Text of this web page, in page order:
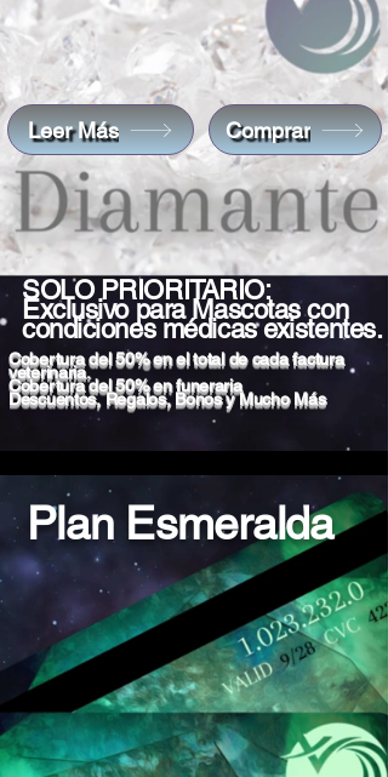
Leer Más Comprar
SOLO PRIORITARIO:
Exclusivo para Mascotas con
condiciones médicas existentes.
Cobertura del 50% en el total de cada factura
veterinaria.
Cobertura del 50% en funeraria
Descuentos, Regalos, Bonos y Mucho Más
Plan Esmeralda